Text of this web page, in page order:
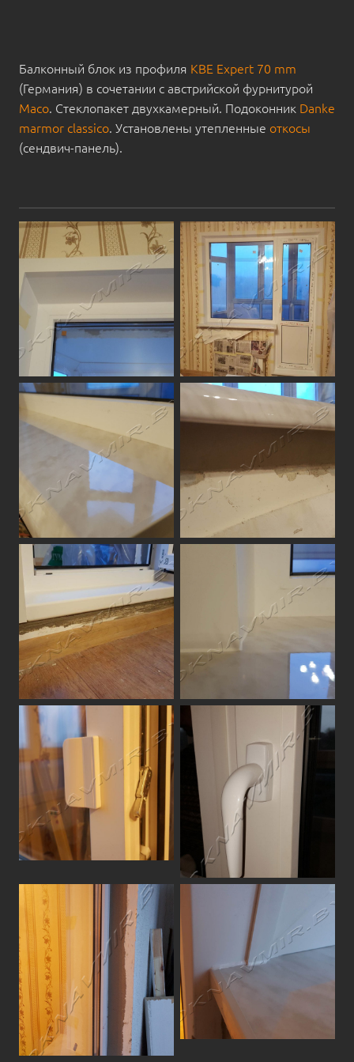
Балконный блок из профиля KBE Expert 70 mm
(Германия) в сочетании с австрийской фурнитурой
Maco. Стеклопакет двухкамерный. Подоконник Danke
marmor classico. Установлены утепленные откосы
(сендвич-панель).